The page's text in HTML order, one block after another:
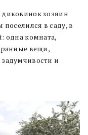
хозяин
в саду, в
одна комната,
вещи,
и